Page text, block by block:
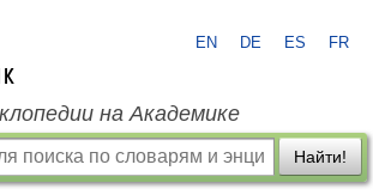
EN DE ES FR
на Академике
Найти!